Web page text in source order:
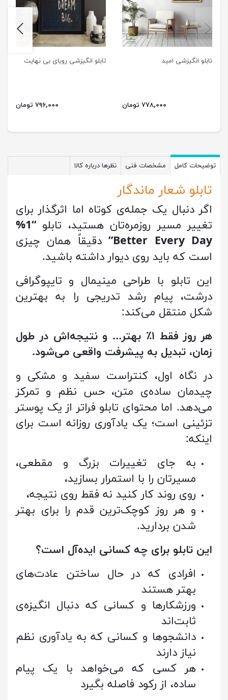
تابلو انگیزشی امید
۷۷۸,۰۰۰ تومان
تابلو انگیزشی رویای بی نهایت
۷۹۶,۰۰۰ تومان
previus
توضیحات کامل مشخصات فنی نظرها درباره کالا
تابلو شعار ماندگار
اگر دنبال یک جمله‌ی کوتاه اما اثرگذار برای
تغییر مسیر روزمره‌تان هستید، تابلو
“1%
Better Every Day” دقیقاً همان چیزی
است که باید روی دیوار داشته باشید.
این تابلو با طراحی مینیمال و تایپوگرافی
درشت، پیام رشد تدریجی را به بهترین
شکل منتقل می‌کند:
هر روز فقط ۱٪ بهتر… و نتیجه‌اش در طول
زمان، تبدیل به پیشرفت واقعی می‌شود.
در نگاه اول، کنتراست سفید و مشکی و
چیدمان ساده‌ی متن، حس نظم و تمرکز
می‌دهد. اما محتوای تابلو فراتر از یک پوستر
تزئینی است؛ یک یادآوری روزانه است برای
اینکه:
به جای تغییرات بزرگ و مقطعی،
مسیرتان را با استمرار بسازید،
روی روند کار کنید نه فقط روی نتیجه،
و هر روز کوچک‌ترین قدم را برای بهتر
شدن بردارید.
این تابلو برای چه کسانی ایده‌آل است؟
افرادی که در حال ساختن عادت‌های
بهتر هستند
ورزشکارها و کسانی که دنبال انگیزه‌ی
ثابت‌اند
دانشجوها و کسانی که به یادآوری نظم
نیاز دارند
هر کسی که می‌خواهد با یک پیام
ساده، از رکود فاصله بگیرد